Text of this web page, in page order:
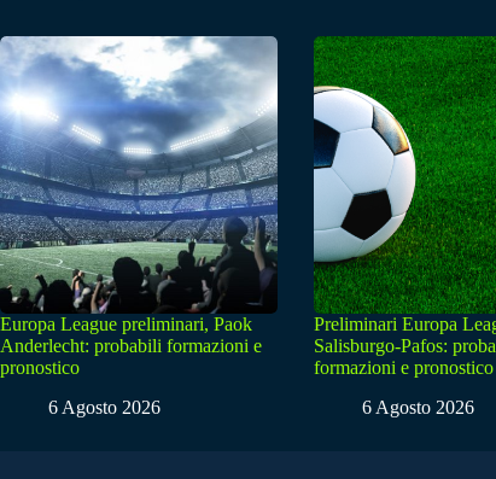
Europa League preliminari, Paok
Anderlecht: probabili formazioni e
pronostico
6 Agosto 2026
Preliminari Europa
Salisburgo-Pafos:
formazioni e pronostico
6 Agosto 2026